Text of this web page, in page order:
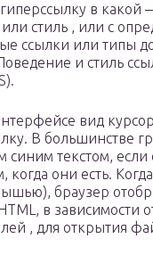
в какой
стиль , или с
ссылки или типы
и стиль
вид
В большинстве
синим текстом,
они есть. Когда
браузер
в зависимости
, для открытия